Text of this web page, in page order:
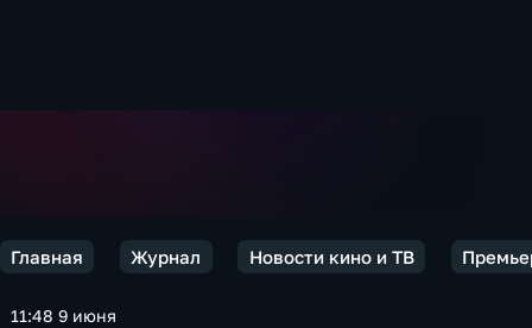
Главная Журнал Новости кино и ТВ
11:48 9 июня